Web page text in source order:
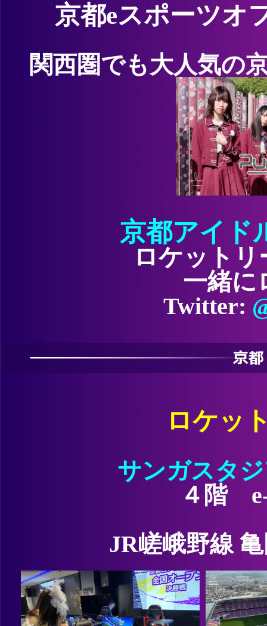
京都eスポーツオ
関西圏でも大人気の
京都アイド
ロケット
一緒に
Twitter:
ロケッ
サンガスタ
４階
JR嵯峨野線